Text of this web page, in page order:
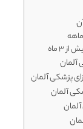
آلمان
پزشکی آلمان
آلمان